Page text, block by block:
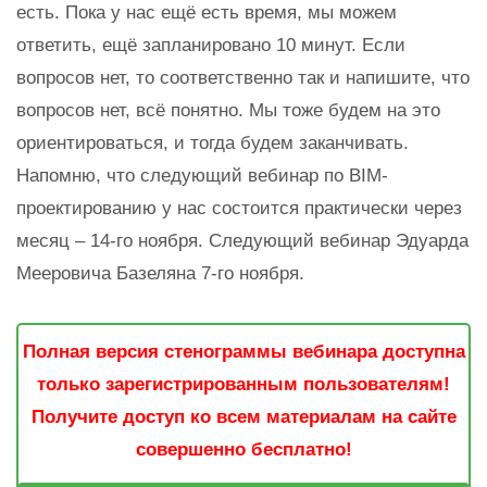
есть. Пока у нас ещё есть время, мы можем
ответить, ещё запланировано 10 минут. Если
вопросов нет, то соответственно так и напишите, что
вопросов нет, всё понятно. Мы тоже будем на это
ориентироваться, и тогда будем заканчивать.
Напомню, что следующий вебинар по BIM-
проектированию у нас состоится практически через
месяц – 14-го ноября. Следующий вебинар Эдуарда
Мееровича Базеляна 7-го ноября.
Полная версия стенограммы вебинара доступна
только зарегистрированным пользователям!
Получите доступ ко всем материалам на сайте
совершенно бесплатно!